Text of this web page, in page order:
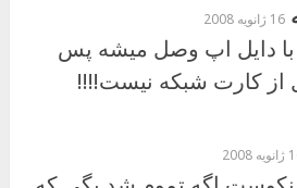
16 ژانویه 2008
با دایل اپ وصل میشه پس
کارت شبکه نیست!!!!
2008